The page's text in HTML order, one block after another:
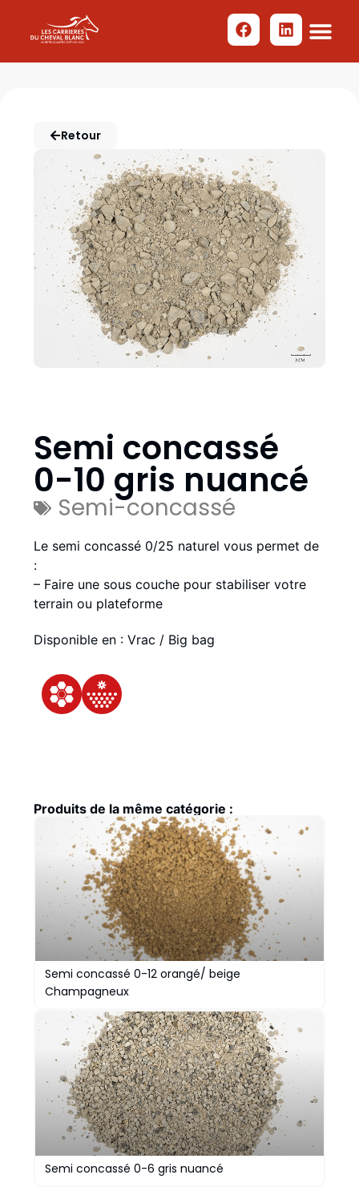
Retour
Semi concassé
0-10 gris nuancé
Semi-concassé
Le semi concassé 0/25 naturel vous permet de
:
– Faire une sous couche pour stabiliser votre
terrain ou plateforme
Disponible en : Vrac / Big bag
Produits de la même catégorie :
Semi concassé 0-12 orangé/ beige
Champagneux
Semi concassé 0-6 gris nuancé